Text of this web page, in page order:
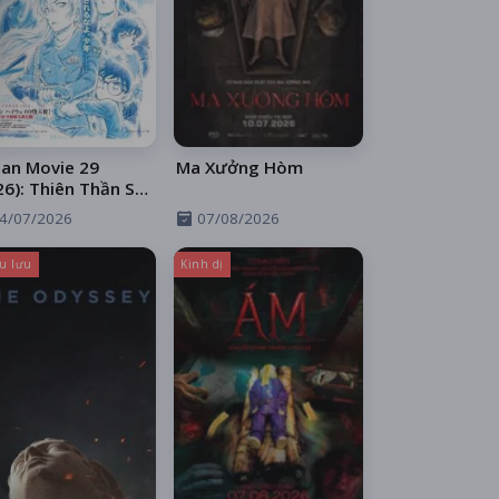
Movie 29
Thiên Thần Sa
Xa Lộ
07/2026
Ma Xưởng Hòm
07/08/2026
lưu Kinh dị